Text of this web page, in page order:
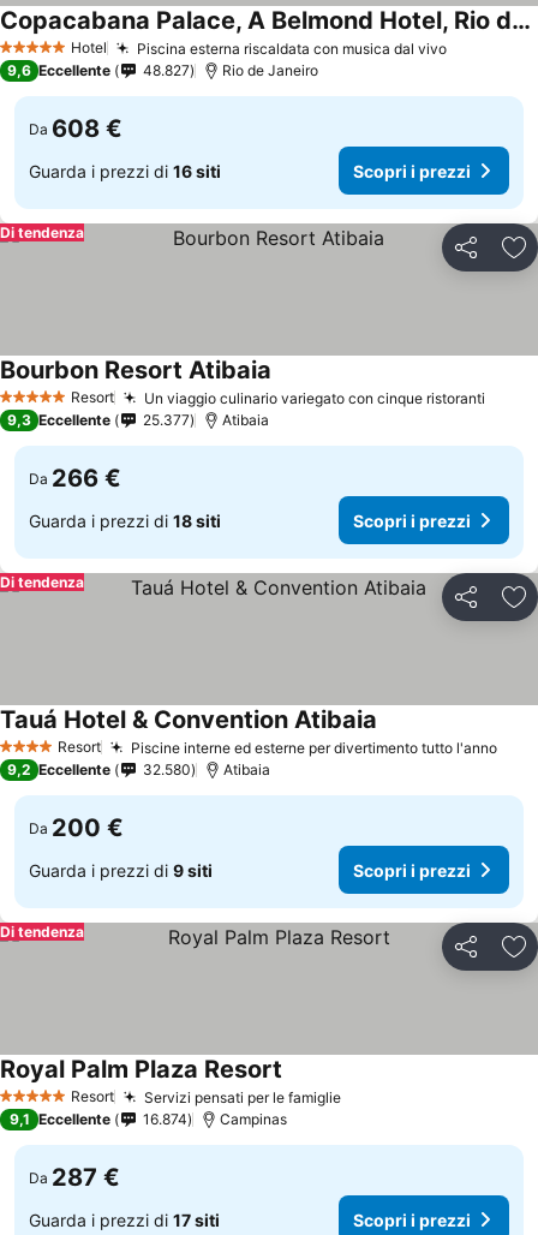
5 Stelle Hotel Piscina esterna riscaldata con musica dal vivo
Copacabana Palace, A Belmond Hotel, Rio de Janeiro
9,6 Eccellente 48.827 Rio de Janeiro
Da 608 €
Guarda i prezzi di 16 siti Scopri i prezzi
Condividi
Di tendenza
5 Stelle Resort Un viaggio culinario variegato con cinque ristoranti
Bourbon Resort Atibaia
9,3 Eccellente 25.377 Atibaia
Da 266 €
Guarda i prezzi di 18 siti Scopri i prezzi
Condividi
Di tendenza
4 Stelle Resort Piscine interne ed esterne per divertimento tutto l'anno
Tauá Hotel & Convention Atibaia
9,2 Eccellente 32.580 Atibaia
Da 200 €
Guarda i prezzi di 9 siti Scopri i prezzi
Condividi
Di tendenza
5 Stelle Resort Servizi pensati per le famiglie
Royal Palm Plaza Resort
9,1 Eccellente 16.874 Campinas
Da 287 €
Guarda i prezzi di 17 siti Scopri i prezzi